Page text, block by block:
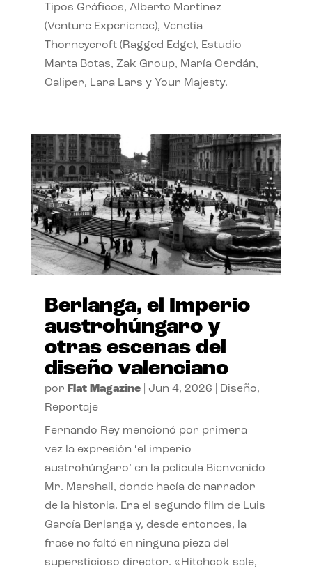
Tipos Gráficos, Alberto Martínez
(Venture Experience), Venetia
Thorneycroft (Ragged Edge), Estudio
Marta Botas, Zak Group, María Cerdán,
Caliper, Lara Lars y Your Majesty.
Berlanga, el Imperio
austrohúngaro y
otras escenas del
diseño valenciano
por Flat Magazine| Jun 4, 2026 Diseño,
Reportaje
Fernando Rey mencionó por primera
vez la expresión ‘el imperio
austrohúngaro’ en la película Bienvenido
Mr. Marshall, donde hacía de narrador
de la historia. Era el segundo film de Luis
García Berlanga y, desde entonces, la
frase no faltó en ninguna pieza del
supersticioso director. «Hitchcok sale,